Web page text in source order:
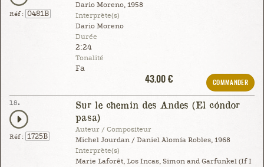
Réf : 0481B
Dario Moreno, 1958
Interprète(s)
Dario Moreno
Durée
2:24
Tonalité
Fa
43.00 €
COMMANDER
18.
Réf : 1725B
Sur le chemin des Andes (El cóndor
pasa)
Auteur / Compositeur
Michel Jourdan / Daniel Alomía Robles, 1968
Interprète(s)
Marie Laforêt, Los Incas, Simon and Garfunkel (If I